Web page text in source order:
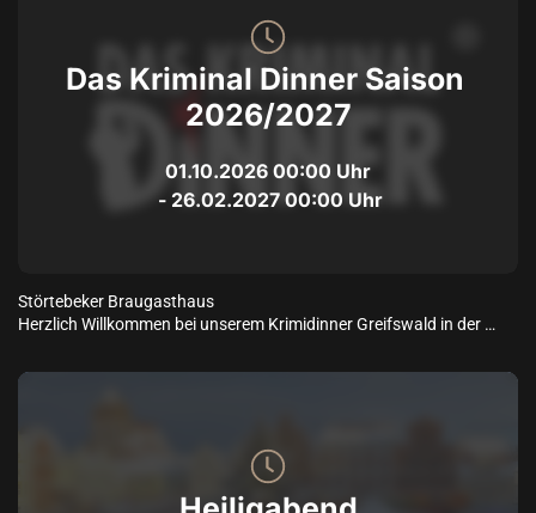
Das Kriminal Dinner Saison
2026/2027
01.10.2026 00:00 Uhr
- 26.02.2027 00:00 Uhr
Störtebeker Braugasthaus
Herzlich Willkommen bei unserem Krimidinner Greifswald in der
Ryck und der Ostsee, glänzt die Stadt mit vielen unterschiedlichen
Im Störtebeker Braugasthaus in Greifswald wird es kriminell! Helfen
Sie dabei einen skrupellosen Killer zu schnappen und ihn hinter
Gitter zu bringen. Damit Sie auch ordentlich miträtseln können,